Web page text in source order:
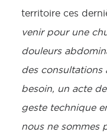
territoire ces
venir pour une
douleurs
des consultations
besoin, un acte
geste technique
nous ne sommes